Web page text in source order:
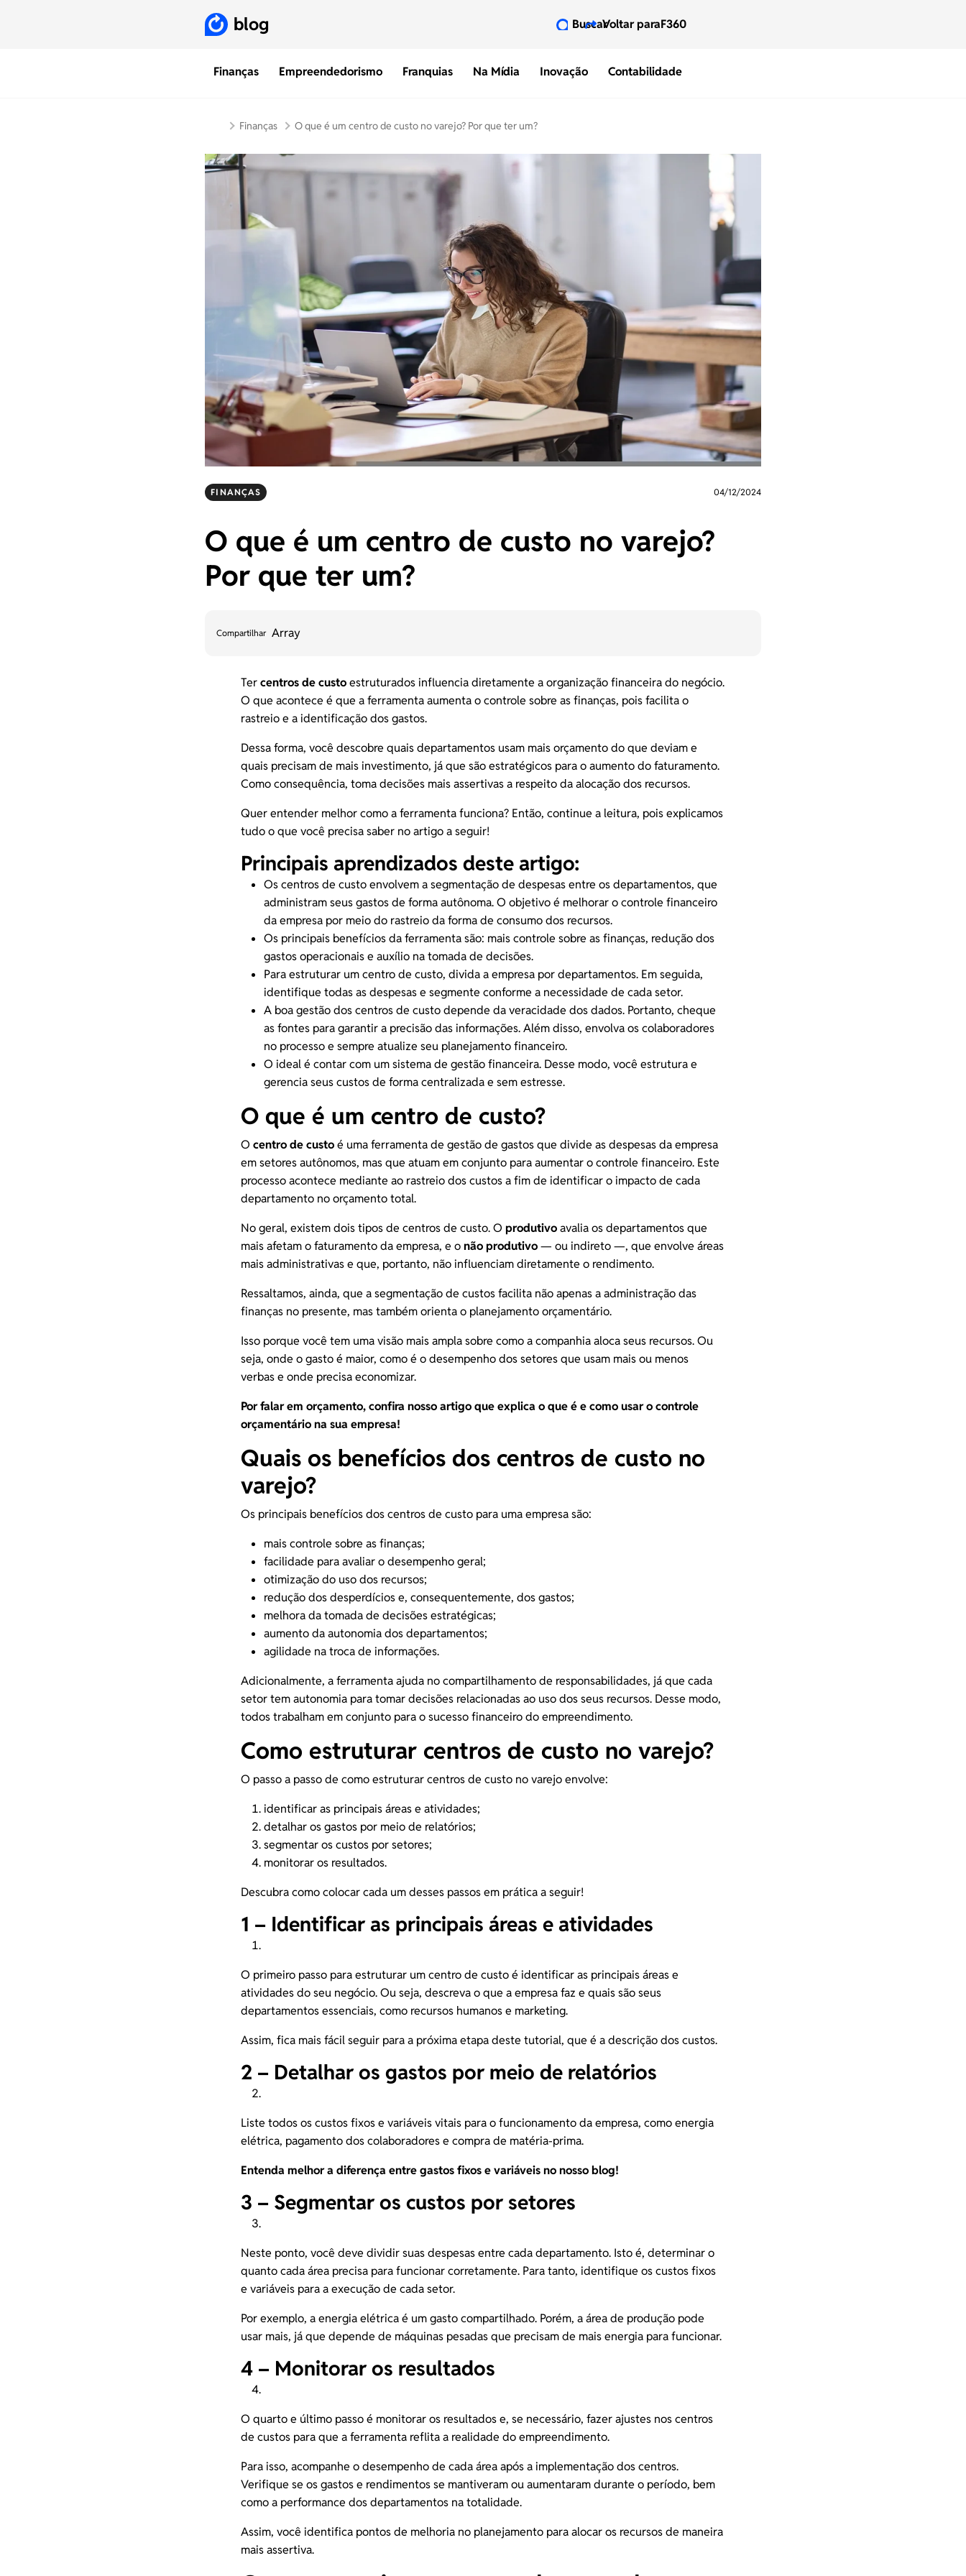
Finanças Empreendedorismo Franquias Na Mídia Inovação Contabilidade
blog BuscarVoltar paraF360
Finanças O que é um centro de custo no varejo? Por que ter um?
FINANÇAS 04/12/2024
O que é um centro de custo no varejo?
Por que ter um?
Compartilhar Array
Tercentros de custoestruturados influencia diretamente a organização financeira do negócio.
O que acontece é que a ferramenta aumenta o controle sobre as finanças, pois facilita o
rastreio e a identificação dos gastos.
Dessa forma, você descobre quais departamentos usam mais orçamento do que deviam e
quais precisam de mais investimento, já que são estratégicos para o aumento do faturamento.
Como consequência, toma decisões mais assertivas a respeito da alocação dos recursos.
Quer entender melhor como a ferramenta funciona? Então, continue a leitura, pois explicamos
tudo o que você precisa saber no artigo a seguir!
Principais aprendizados deste artigo:
Os centros de custo envolvem a segmentação dedespesasentre os departamentos, que
administram seus gastos de forma autônoma. O objetivo é melhorar o controle financeiro
da empresa por meio do rastreio da forma de consumo dos recursos.
Os principais benefícios da ferramenta são: mais controle sobre asfinanças, redução dos
gastos operacionais e auxílio na tomada de decisões.
Para estruturar um centro de custo, divida a empresa por departamentos. Em seguida,
identifique todas asdespesase segmente conforme a necessidade de cada setor.
A boa gestão dos centros de custo depende da veracidade dos dados. Portanto, cheque
as fontes para garantir a precisão das informações. Além disso, envolva os colaboradores
no processo e sempre atualize seu planejamento financeiro.
O ideal é contar com umsistema de gestão financeira. Desse modo, você estrutura e
gerencia seus custos de forma centralizada e sem estresse.
O que é um centro de custo?
Ocentro de custoé uma ferramenta de gestão de gastos que divide as despesas da empresa
em setores autônomos, mas que atuam em conjunto para aumentar o controle financeiro. Este
processo acontece mediante ao rastreio dos custos a fim de identificar o impacto de cada
departamento no orçamento total.
No geral, existem dois tipos de centros de custo. Oprodutivoavalia os departamentos que
mais afetam ofaturamentoda empresa, e onão produtivo— ou indireto —, que envolve áreas
mais administrativas e que, portanto, não influenciam diretamente o rendimento.
Ressaltamos, ainda, que a segmentação de custos facilita não apenas a administração das
finanças no presente, mas também orienta o planejamento orçamentário.
Isso porque você tem uma visão mais ampla sobre como a companhia aloca seus recursos. Ou
seja, onde o gasto é maior, como é o desempenho dos setores que usam mais ou menos
verbas e onde precisa economizar.
Por falar em orçamento, confira nosso artigo que explica o que é e como usar ocontrole
orçamentáriona sua empresa!
Quais os benefícios dos centros de custo no
varejo?
Os principais benefícios dos centros de custo para uma empresa são:
mais controle sobre as finanças;
facilidade paraavaliar o desempenhogeral;
otimização do uso dos recursos;
redução dos desperdícios e, consequentemente, dos gastos;
melhora datomada de decisõesestratégicas;
aumento da autonomia dos departamentos;
agilidade na troca de informações.
Adicionalmente, a ferramenta ajuda no compartilhamento de responsabilidades, já que cada
setor tem autonomia para tomar decisões relacionadas ao uso dos seus recursos. Desse modo,
todos trabalham em conjunto para o sucesso financeiro do empreendimento.
Como estruturar centros de custo no varejo?
O passo a passo de como estruturar centros de custo no varejo envolve:
identificar as principais áreas e atividades;
detalhar os gastos por meio de relatórios;
segmentar os custos por setores;
monitorar os resultados.
Descubra como colocar cada um desses passos em prática a seguir!
1 – Identificar as principais áreas e atividades
O primeiro passo para estruturar um centro de custo é identificar as principais áreas e
atividades do seu negócio. Ou seja, descreva o que a empresa faz e quais são seus
departamentos essenciais, como recursos humanos e marketing.
Assim, fica mais fácil seguir para a próxima etapa deste tutorial, que é a descrição dos custos.
2 – Detalhar os gastos por meio de relatórios
Liste todos os custos fixos e variáveis vitais para o funcionamento da empresa, como energia
elétrica, pagamento dos colaboradores e compra de matéria-prima.
Entenda melhor adiferença entre gastos fixos e variáveisno nosso blog!
3 – Segmentar os custos por setores
Neste ponto, você deve dividir suas despesas entre cada departamento. Isto é, determinar o
quanto cada área precisa para funcionar corretamente. Para tanto, identifique os custos fixos
e variáveis para a execução de cada setor.
Por exemplo, aenergia elétricaé um gasto compartilhado. Porém, a área de produção pode
usar mais, já que depende de máquinas pesadas que precisam de mais energia para funcionar.
4 – Monitorar os resultados
O quarto e último passo é monitorar os resultados e, se necessário, fazer ajustes nos centros
de custos para que a ferramenta reflita a realidade do empreendimento.
Para isso, acompanhe o desempenho de cada área após a implementação dos centros.
Verifique se os gastos e rendimentos se mantiveram ou aumentaram durante o período, bem
como a performance dos departamentos na totalidade.
Assim, você identifica pontos de melhoria no planejamento para alocar os recursos de maneira
mais assertiva.